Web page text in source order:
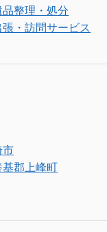
品整理・処分
張・訪問サービス
市
基郡上峰町